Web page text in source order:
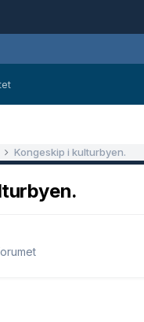
Kongeskip i kulturbyen.